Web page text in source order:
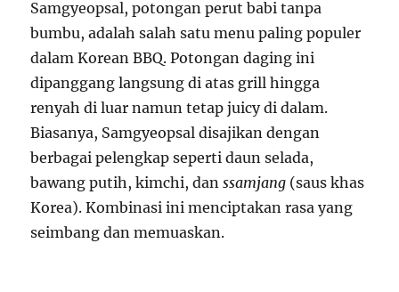
Samgyeopsal, potongan perut babi tanpa
bumbu, adalah salah satu menu paling populer
dalam Korean BBQ. Potongan daging ini
dipanggang langsung di atas grill hingga
renyah di luar namun tetap juicy di dalam.
Biasanya, Samgyeopsal disajikan dengan
berbagai pelengkap seperti daun selada,
bawang putih, kimchi, danssamjang (saus khas
Korea). Kombinasi ini menciptakan rasa yang
seimbang dan memuaskan.